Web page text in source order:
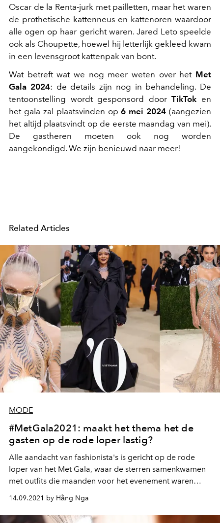
Oscar de la Renta-jurk met pailletten, maar het waren
de prothetische kattenneus en kattenoren waardoor
alle ogen op haar gericht waren. Jared Leto speelde
ook als Choupette, hoewel hij letterlijk gekleed kwam
in een levensgroot kattenpak van bont.
Wat betreft wat we nog meer weten over het Met
Gala 2024: de details zijn nog in behandeling. De
tentoonstelling wordt gesponsord doorTikTok en
het gala zal plaatsvinden op 6 mei 2024 (aangezien
het altijd plaatsvindt op de eerste maandag van mei).
De gastheren moeten ook nog worden
aangekondigd. We zijn benieuwd naar meer!
Related Articles
MODE
#MetGala2021: maakt het thema het de
gasten op de rode loper lastig?
Alle aandacht van fashionista's is gericht op de rode
loper van het Met Gala, waar de sterren samenkwamen
met outfits die maanden voor het evenement waren
ontworpen. Met als thema "In America: A Lexicon of
Fashion" is Met Gala 2021 officieel van start gegaan.
14.09.2021 by Hằng Nga